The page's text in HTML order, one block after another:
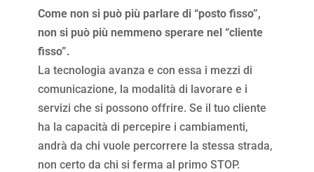
Come non si può più parlare di “posto fisso”,
non si può più nemmeno sperare nel “cliente
fisso”.
La tecnologia avanza e con essa i mezzi di
comunicazione, la modalità di lavorare e i
servizi che si possono offrire. Se il tuo cliente
ha la capacità di percepire i cambiamenti,
andrà da chi vuole percorrere la stessa strada,
non certo da chi si ferma al primo STOP.